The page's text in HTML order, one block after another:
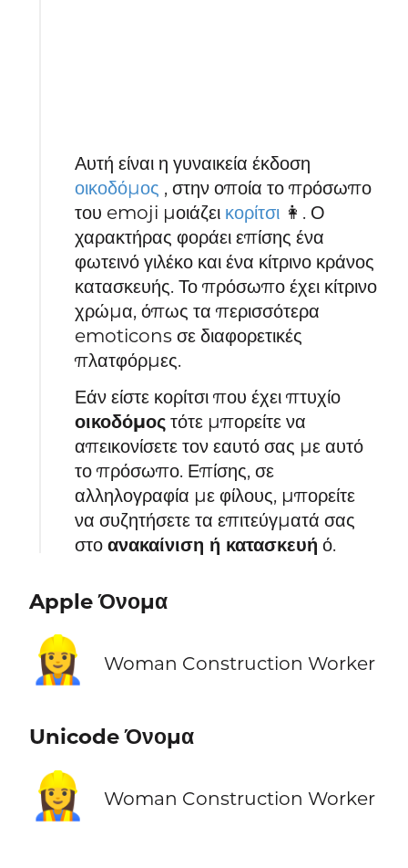
Αυτή είναι η γυναικεία έκδοση
οικοδόμος , στην οποία το πρόσωπο
του emoji μοιάζει κορίτσι 👩. Ο
χαρακτήρας φοράει επίσης ένα
φωτεινό γιλέκο και ένα κίτρινο κράνος
κατασκευής. Το πρόσωπο έχει κίτρινο
χρώμα, όπως τα περισσότερα
emoticons σε διαφορετικές
πλατφόρμες.
Εάν είστε κορίτσι που έχει πτυχίο
οικοδόμος τότε μπορείτε να
απεικονίσετε τον εαυτό σας με αυτό
το πρόσωπο. Επίσης, σε
αλληλογραφία με φίλους, μπορείτε
να συζητήσετε τα επιτεύγματά σας
στοανακαίνιση ή κατασκευή ό.
Apple Όνομα
👷‍♀️ Woman Construction Worker
Unicode Όνομα
👷‍♀️ Woman Construction Worker